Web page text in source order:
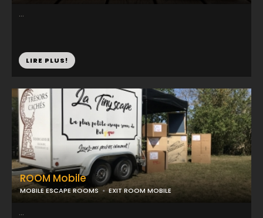
...
LIRE PLUS!
ROOM Mobile
MOBILE ESCAPE ROOMS EXIT ROOM MOBILE
...